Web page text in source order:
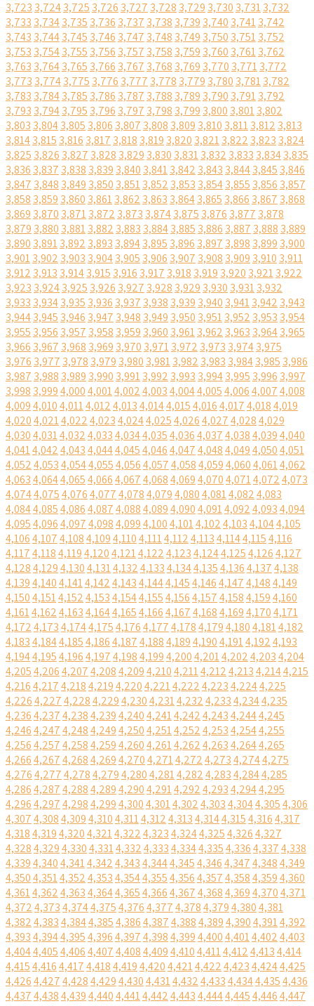
3,723 3,7243,725 3,726 3,727 3,728 3,729 3,730 3,7313,732
3,733 3,7343,735 3,736 3,737 3,738 3,739 3,740 3,7413,742
3,743 3,7443,745 3,746 3,747 3,748 3,749 3,750 3,7513,752
3,753 3,7543,755 3,756 3,757 3,758 3,759 3,760 3,7613,762
3,763 3,7643,765 3,766 3,767 3,768 3,769 3,770 3,7713,772
3,773 3,7743,775 3,776 3,777 3,778 3,779 3,780 3,7813,782
3,783 3,7843,785 3,786 3,787 3,788 3,789 3,790 3,7913,792
3,793 3,7943,795 3,796 3,797 3,798 3,799 3,800 3,8013,802
3,803 3,8043,805 3,806 3,807 3,808 3,809 3,810 3,8113,812 3,813
3,8143,815 3,816 3,817 3,818 3,819 3,820 3,8213,822 3,823 3,824
3,825 3,826 3,827 3,828 3,829 3,830 3,8313,832 3,833 3,8343,835
3,836 3,837 3,838 3,839 3,840 3,8413,842 3,843 3,8443,845 3,846
3,847 3,848 3,849 3,850 3,8513,852 3,853 3,8543,855 3,856 3,857
3,858 3,859 3,860 3,8613,862 3,863 3,8643,865 3,866 3,867 3,868
3,869 3,870 3,8713,872 3,873 3,8743,875 3,876 3,877 3,878
3,879 3,880 3,8813,882 3,883 3,8843,885 3,886 3,887 3,888 3,889
3,890 3,8913,892 3,893 3,8943,895 3,896 3,897 3,898 3,899 3,900
3,9013,902 3,903 3,9043,905 3,906 3,907 3,908 3,909 3,910 3,911
3,912 3,913 3,9143,915 3,916 3,917 3,918 3,919 3,920 3,9213,922
3,923 3,9243,925 3,926 3,927 3,928 3,929 3,930 3,9313,932
3,933 3,9343,935 3,936 3,937 3,938 3,939 3,940 3,9413,942 3,943
3,9443,945 3,946 3,947 3,948 3,949 3,950 3,9513,952 3,953 3,954
3,955 3,956 3,957 3,958 3,959 3,960 3,9613,962 3,963 3,9643,965
3,966 3,967 3,968 3,969 3,970 3,9713,972 3,973 3,9743,975
3,976 3,977 3,978 3,979 3,980 3,9813,982 3,983 3,9843,985 3,986
3,987 3,988 3,989 3,990 3,9913,992 3,993 3,9943,995 3,996 3,997
3,998 3,9994,0004,0014,0024,0034,0044,0054,0064,0074,008
4,0094,0104,0114,0124,0134,0144,0154,0164,0174,0184,019
4,0204,0214,0224,0234,0244,0254,0264,0274,0284,029
4,0304,0314,0324,0334,0344,0354,0364,0374,0384,0394,040
4,0414,0424,0434,0444,0454,0464,0474,0484,0494,0504,051
4,0524,0534,0544,0554,0564,0574,0584,0594,0604,0614,062
4,0634,0644,0654,0664,0674,0684,0694,0704,0714,0724,073
4,0744,0754,0764,0774,0784,0794,0804,0814,0824,083
4,0844,0854,0864,0874,0884,0894,0904,0914,0924,0934,094
4,0954,0964,0974,0984,0994,1004,1014,1024,1034,1044,105
4,1064,1074,1084,1094,1104,1114,1124,1134,1144,1154,116
4,1174,1184,1194,1204,1214,1224,1234,1244,1254,1264,127
4,1284,1294,1304,1314,1324,1334,1344,1354,1364,1374,138
4,1394,1404,1414,1424,1434,1444,1454,1464,1474,1484,149
4,1504,1514,1524,1534,1544,1554,1564,1574,1584,1594,160
4,1614,1624,1634,1644,1654,1664,1674,1684,1694,1704,171
4,1724,1734,1744,1754,1764,1774,1784,1794,1804,1814,182
4,1834,1844,1854,1864,1874,1884,1894,1904,1914,1924,193
4,1944,1954,1964,1974,1984,1994,2004,2014,2024,2034,204
4,2054,2064,2074,2084,2094,2104,2114,2124,2134,2144,215
4,2164,2174,2184,2194,2204,2214,2224,2234,2244,225
4,2264,2274,2284,2294,2304,2314,2324,2334,2344,235
4,2364,2374,2384,2394,2404,2414,2424,2434,2444,245
4,2464,2474,2484,2494,2504,2514,2524,2534,2544,255
4,2564,2574,2584,2594,2604,2614,2624,2634,2644,265
4,2664,2674,2684,2694,2704,2714,2724,2734,2744,275
4,2764,2774,2784,2794,2804,2814,2824,2834,2844,285
4,2864,2874,2884,2894,2904,2914,2924,2934,2944,295
4,2964,2974,2984,2994,3004,3014,3024,3034,3044,3054,306
4,3074,3084,3094,3104,3114,3124,3134,3144,3154,3164,317
4,3184,3194,3204,3214,3224,3234,3244,3254,3264,327
4,3284,3294,3304,3314,3324,3334,3344,3354,3364,3374,338
4,3394,3404,3414,3424,3434,3444,3454,3464,3474,3484,349
4,3504,3514,3524,3534,3544,3554,3564,3574,3584,3594,360
4,3614,3624,3634,3644,3654,3664,3674,3684,3694,3704,371
4,3724,3734,3744,3754,3764,3774,3784,3794,3804,381
4,3824,3834,3844,3854,3864,3874,3884,3894,3904,3914,392
4,3934,3944,3954,3964,3974,3984,3994,4004,4014,4024,403
4,4044,4054,4064,4074,4084,4094,4104,4114,4124,4134,414
4,4154,4164,4174,4184,4194,4204,4214,4224,4234,4244,425
4,4264,4274,4284,4294,4304,4314,4324,4334,4344,4354,436
4,4374,4384,4394,4404,4414,4424,4434,4444,4454,4464,447